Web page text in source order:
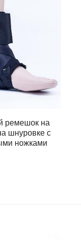
ремешок на
шнуровке с
ножками